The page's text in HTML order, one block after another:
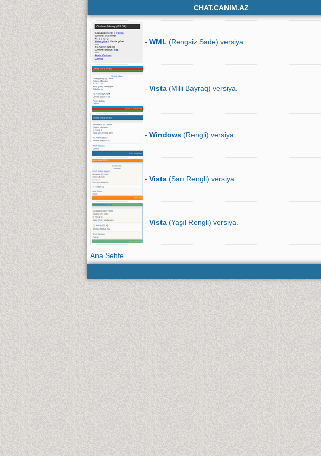
CHAT.CANIM.AZ
- WML (Rengsiz Sade) versiya.
- Vista (Milli Bayraq) versiya.
- Windows (Rengli) versiya.
- Vista (Sarı Rengli) versiya.
- Vista (Yaşıl Rengli) versiya.
Ana Sehfe